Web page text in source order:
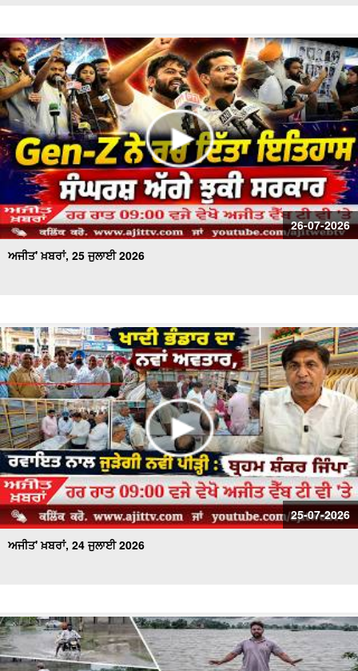
26-07-2026
ਅਜੀਤ' ਖ਼ਬਰਾਂ, 25 ਜੁਲਾਈ 2026
25-07-2026
ਅਜੀਤ' ਖ਼ਬਰਾਂ, 24 ਜੁਲਾਈ 2026